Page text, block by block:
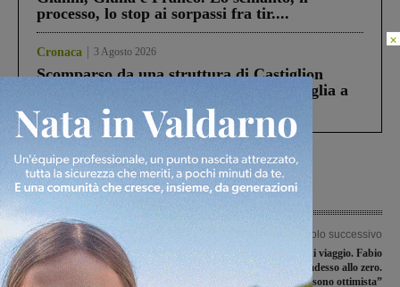
processo, lo stop ai sorpassi fra tir....
Cronaca 3 Agosto 2026
Scomparso da una struttura di Castiglion
Fiorentino l’uomo che aveva ucciso la figlia a
Levane nel 2020
Articolo precedente
Tracciamento dei positivi al Covid-19
e dei loro contatti: entrano al lavoro i
nuovi operatori
Articolo successivo
Covid-19, le agenzie di viaggio. Fabio
Gosi: “Un fatturato adesso allo zero.
Ma sono ottimista”
×